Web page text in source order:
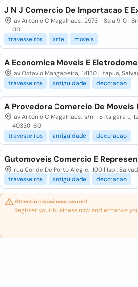
J N J Comercio De Importacao E
av Antonio C Magalhaes, 2573 - Sala 910 |
00
travesseiros
arte moveis
A Economica Moveis E
av Octavio Mangabeira, 14130 | Itapua,
travesseiros
antiguidade decoracao
A Provedora Comercio De Moveis
av Antonio C Magalhaes, s/n - S Itaigara Lj
40330-60
travesseiros
antiguidade decoracao
Gutomoveis Comercio E
rua Conde De Porto Alegre, 100 | Iapi,
travesseiros
antiguidade decoracao
Attention business owner!
Register your business now and enhance